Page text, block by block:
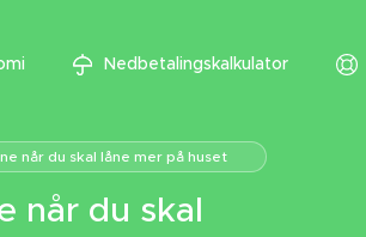
Nedbetalingskalkulator
når du skal låne mer på huset
når du skal